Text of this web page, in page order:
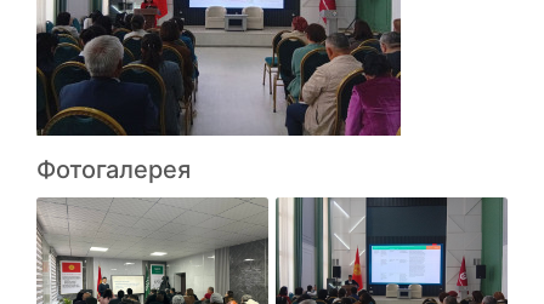
Фотогалерея